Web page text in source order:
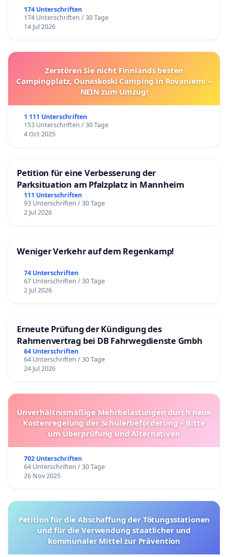
174 Unterschriften
174 Unterschriften / 30 Tage
14 Jul 2026
Zerstören Sie nicht Finnlands besten
Campingplatz, Ounaskoski Camping in Rovaniemi –
NEIN zum Umzug!
1 111 Unterschriften
153 Unterschriften / 30 Tage
4 Oct 2025
Petition für eine Verbesserung der
Parksituation am Pfalzplatz in Mannheim
111 Unterschriften
93 Unterschriften / 30 Tage
2 Jul 2026
Weniger Verkehr auf dem Regenkamp!
74 Unterschriften
67 Unterschriften / 30 Tage
2 Jul 2026
Erneute Prüfung der Kündigung des
Rahmenvertrag bei DB Fahrwegdienste Gmbh
64 Unterschriften
64 Unterschriften / 30 Tage
24 Jul 2026
Unverhältnismäßige Mehrbelastungen durch neue
Kostenregelung der Schülerbeförderung – Bitte
um Überprüfung und Alternativen
702 Unterschriften
64 Unterschriften / 30 Tage
26 Nov 2025
Petition für die Abschaffung der Tötungsstationen
und für die Verwendung staatlicher und
kommunaler Mittel zur Prävention